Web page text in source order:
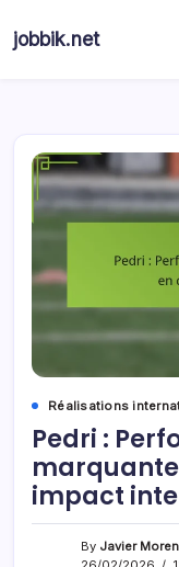
jobbik.net
Réalisations
Pedri :
impact
By Javier